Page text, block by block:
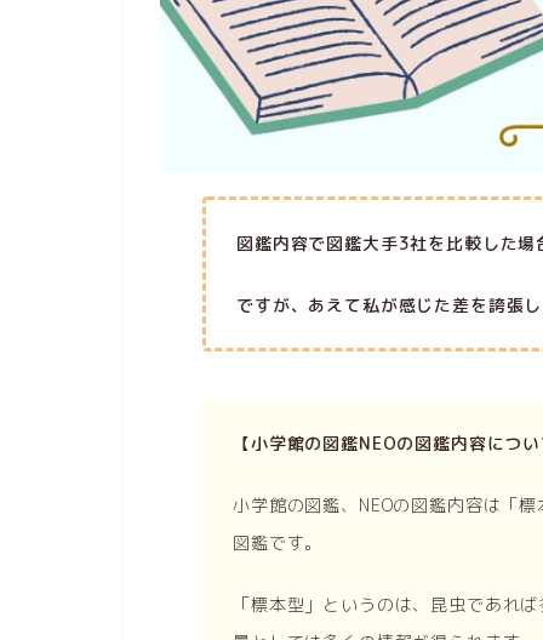
図鑑内容で図鑑大手3社を比較した
ですが、 あえて私が感じた差を誇張
【小学館の図鑑NEOの図鑑内容につ
小学館の図鑑、NEOの図鑑内容は「
図鑑です。
「標本型」というのは、昆虫であれ